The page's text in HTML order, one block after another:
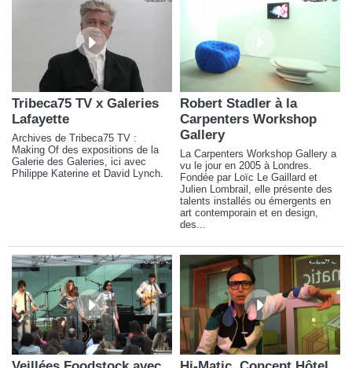
Tribeca75 TV x Galeries
Lafayette
Archives de Tribeca75 TV :
Making Of des expositions de la
Galerie des Galeries, ici avec
Philippe Katerine et David Lynch.
Robert Stadler à la
Carpenters Workshop
Gallery
La Carpenters Workshop Gallery a
vu le jour en 2005 à Londres.
Fondée par Loïc Le Gaillard et
Julien Lombrail, elle présente des
talents installés ou émergents en
art contemporain et en design,
des...